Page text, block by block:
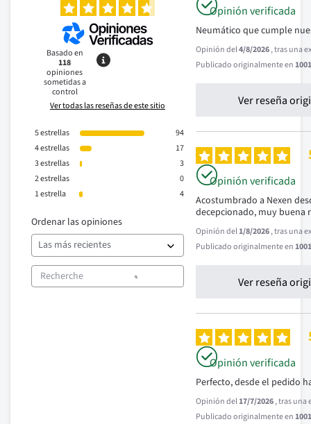
Basado en
118
opiniones
sometidas a
control
Ver todas las reseñas de este sitio
5estrellas
94
4estrellas
17
3estrellas
3
2estrellas
0
1estrella 4
Ordenar las opiniones
Opinión verificada
Neumático que cumple
Opinión del4/8/2026, tras una
Publicado originalmente en
Ver reseña
Opinión verificada
Acostumbrado a Nexen
decepcionado, muy buena
Opinión del1/8/2026, tras una
Publicado originalmente en
Ver reseña
Opinión verificada
Perfecto, desde el pedido
Opinión del17/7/2026, tras una
Publicado originalmente en